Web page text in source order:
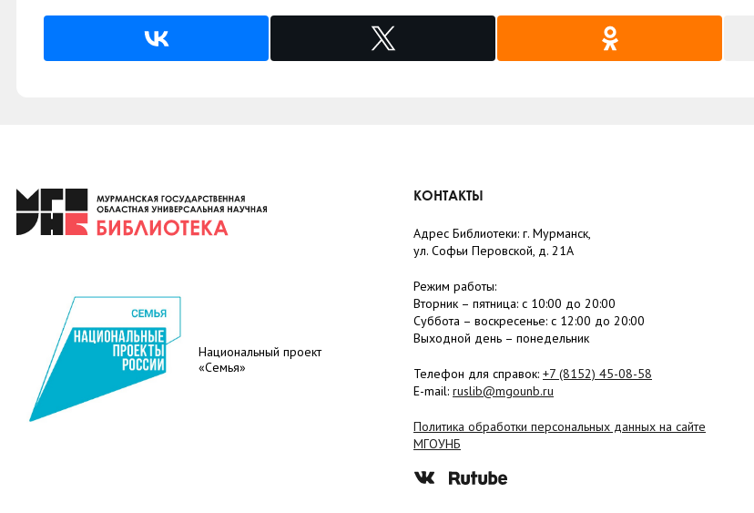
Национальный проект
«Семья»
КОНТАКТЫ
Адрес Библиотеки: г. Мурманск,
ул. Софьи Перовской, д. 21А
Режим работы:
Вторник – пятница: с 10:00 до 20:00
Суббота – воскресенье: c 12:00 до 20:00
Выходной день – понедельник
Телефон для справок: +7 (8152) 45-08-58
E-mail: ruslib@mgounb.ru
Политика обработки персональных данных на сайте
МГОУНБ